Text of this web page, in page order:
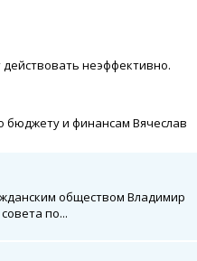
неэффективно.
бюджету и финансам Вячеслав
обществом Владимир
по...